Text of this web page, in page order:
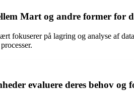
Mart og andre former for
fokuserer på lagring og analyse af
evaluere deres behov og